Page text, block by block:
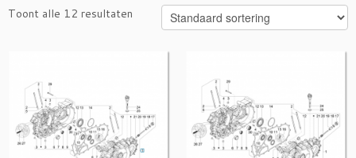
Toont alle 12 resultaten